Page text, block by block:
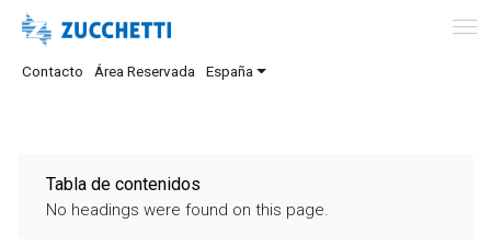
Contacto Área Reservada España
Tabla de contenidos
No headings were found on this page.